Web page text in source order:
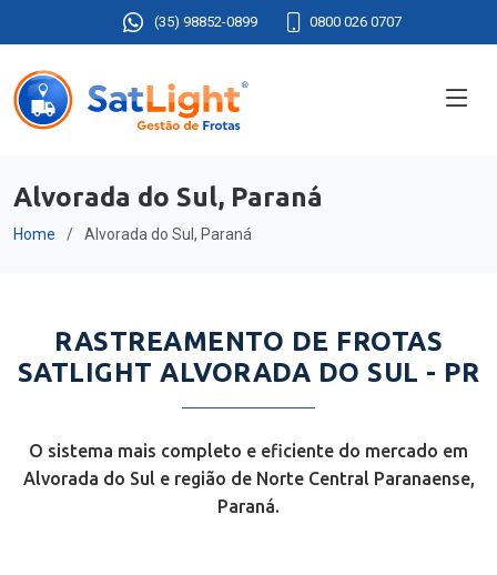
(35) 98852-0899 0800 026 0707
Alvorada do Sul, Paraná
Home Alvorada do Sul, Paraná
RASTREAMENTO DE FROTAS
SATLIGHT ALVORADA DO SUL - PR
O sistema mais completo e eficiente do mercado em
Alvorada do Sul e região de Norte Central Paranaense,
Paraná.